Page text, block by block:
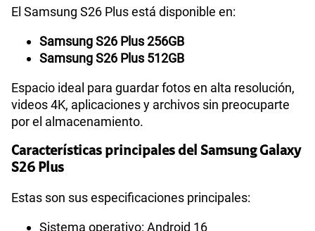
gestión inteligente de energía, obtienes:
Mejor duración durante todo el día
Mayor rendimiento en streaming y gaming
Almacenamiento interno de hasta 512GB
El Samsung S26 Plus está disponible en:
Samsung S26 Plus 256GB
Samsung S26 Plus 512GB
Espacio ideal para guardar fotos en alta resolución,
videos 4K, aplicaciones y archivos sin preocuparte